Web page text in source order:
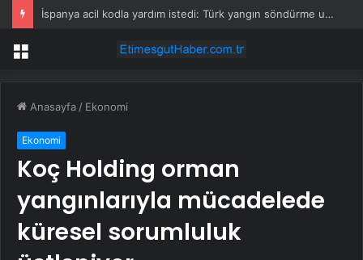
İspanya acil kodla yardım istedi: Türk yangın söndürme uçakları havalandı
Menü
Anasayfa / Ekonomi
Ekonomi
Koç Holding orman
yangınlarıyla mücadelede
küresel sorumluluk